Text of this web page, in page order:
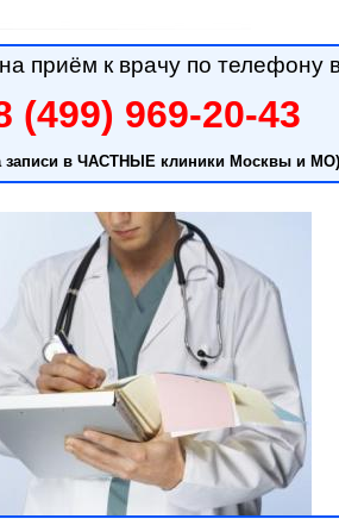
приём к врачу по телефону
(499) 969-20-43
записи в ЧАСТНЫЕ клиники Москвы и МО)